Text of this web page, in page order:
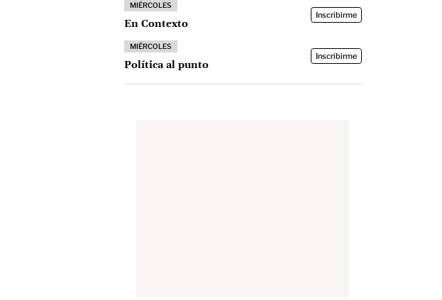
MIÉRCOLES
En Contexto
Inscribirme
MIÉRCOLES
Política al punto
Inscribirme